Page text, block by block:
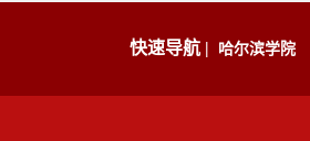
快速导航 | 哈尔滨学院